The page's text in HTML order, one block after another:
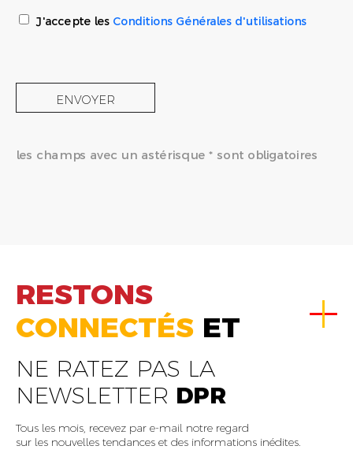
J'accepte les Conditions Générales d'utilisations
ENVOYER
les champs avec un astérisque * sont obligatoires
RESTONS
CONNECTÉS ET
NE RATEZ PAS LA
NEWSLETTER DPR
Tous les mois, recevez par e-mail notre regard
sur les nouvelles tendances et des informations inédites.